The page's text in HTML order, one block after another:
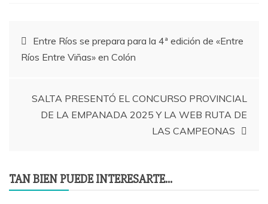
Navegación
de
entradas
Entre Ríos se prepara para la 4ª edición de «Entre
Ríos Entre Viñas» en Colón
SALTA PRESENTÓ EL CONCURSO PROVINCIAL
DE LA EMPANADA 2025 Y LA WEB RUTA DE
LAS CAMPEONAS
TAN BIEN PUEDE INTERESARTE...